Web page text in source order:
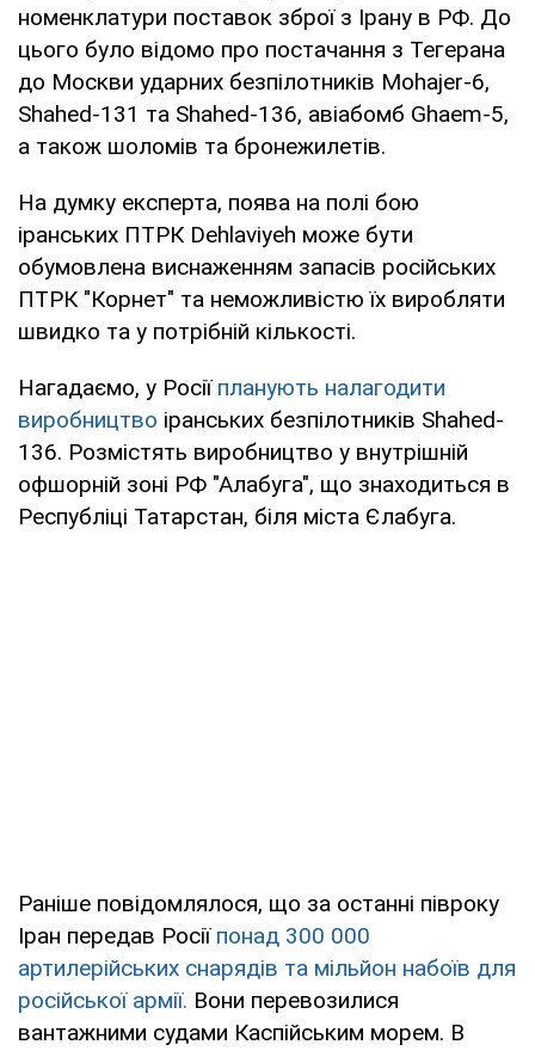
номенклатури поставок зброї з Ірану в РФ. До
цього було відомо про постачання з Тегерана
до Москви ударних безпілотників Mohajer-6,
Shahed-131 та Shahed-136, авіабомб Ghaem-5,
а також шоломів та бронежилетів.
На думку експерта, поява на полі бою
іранських ПТРК Dehlaviyeh може бути
обумовлена ​​виснаженням запасів російських
ПТРК "Корнет" та неможливістю їх виробляти
швидко та у потрібній кількості.
Нагадаємо, у Росії планують налагодити
виробництво іранських безпілотників Shahed-
136. Розмістять виробництво у внутрішній
офшорній зоні РФ "Алабуга", що знаходиться в
Республіці Татарстан, біля міста Єлабуга.
Раніше повідомлялося, що за останні півроку
Іран передав Росії понад 300 000
артилерійських снарядів та мільйон набоїв для
російської армії. Вони перевозилися
вантажними судами Каспійським морем. В